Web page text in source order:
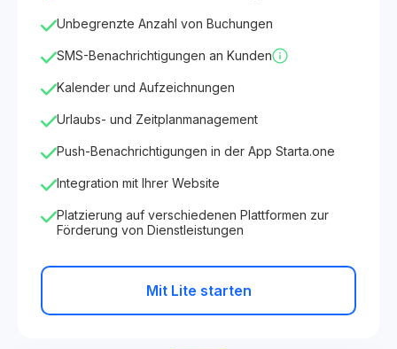
Unbegrenzte Anzahl von Buchungen
SMS-Benachrichtigungen an Kunden
Kalender und Aufzeichnungen
Urlaubs- und Zeitplanmanagement
Push-Benachrichtigungen in der App Starta.one
Integration mit Ihrer Website
Platzierung auf verschiedenen Plattformen zur
Förderung von Dienstleistungen
Mit Lite starten